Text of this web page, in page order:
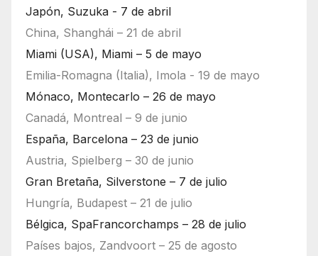
Japón, Suzuka - 7 de abril
China, Shanghái – 21 de abril
Miami (USA), Miami – 5 de mayo
Emilia-Romagna (Italia), Imola - 19 de mayo
Mónaco, Montecarlo – 26 de mayo
Canadá, Montreal – 9 de junio
España, Barcelona – 23 de junio
Austria, Spielberg – 30 de junio
Gran Bretaña, Silverstone – 7 de julio
Hungría, Budapest – 21 de julio
Bélgica, SpaFrancorchamps – 28 de julio
Países bajos, Zandvoort – 25 de agosto